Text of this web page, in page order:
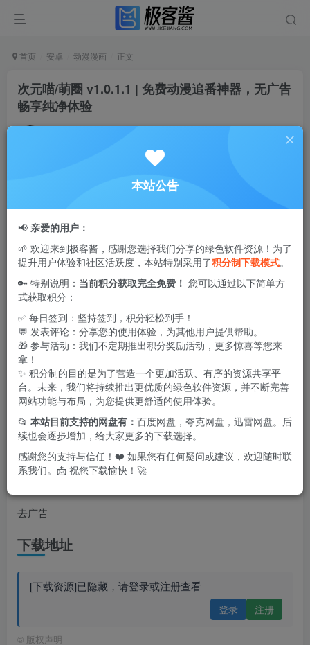
首页 安卓 动漫漫画 正文
次元喵/萌圈 v1.0.1.1 | 免费动漫追番神器，无广告
畅享纯净体验
私信
是一款全新发现的免费动漫追番工具，提供丰富
的动漫资源，涵盖了国漫和日漫等多种类型。需要注意的
是，视频不会自动播放，用户需要手动点击播放按钮（三角
形图标）才能开始观看。此外，软件还支持缓存功能，让你
特点描述
去广告
下载地址
[下载资源]已隐藏，请登录或注册查看
登录 注册
© 版权声明
本站公告
📢 亲爱的用户：
🌱 欢迎来到极客酱，感谢您选择我们分享的绿色软件资源！为了
提升用户体验和社区活跃度，本站特别采用了积分制下载模式。
🔑 特别说明： 当前积分获取完全免费！ 您可以通过以下简单方
式获取积分：
✅ 每日签到：坚持签到，积分轻松到手！
💬 发表评论：分享您的使用体验，为其他用户提供帮助。
🎁 参与活动：我们不定期推出积分奖励活动，更多惊喜等您来
拿！
✨ 积分制的目的是为了营造一个更加活跃、有序的资源共享平
台。未来，我们将持续推出更优质的绿色软件资源，并不断完善
网站功能与布局，为您提供更舒适的使用体验。
📂 本站目前支持的网盘有： 百度网盘，夸克网盘，迅雷网盘。后
续也会逐步增加，给大家更多的下载选择。
感谢您的支持与信任！❤️ 如果您有任何疑问或建议，欢迎随时联
系我们。📩 祝您下载愉快！🚀